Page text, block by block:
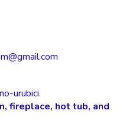
urubici
fireplace, hot tub, and